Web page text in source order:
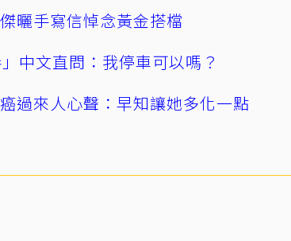
曬手寫信悼念黃金搭檔
中文直問：我停車可以嗎？
過來人心聲：早知讓她多化一點